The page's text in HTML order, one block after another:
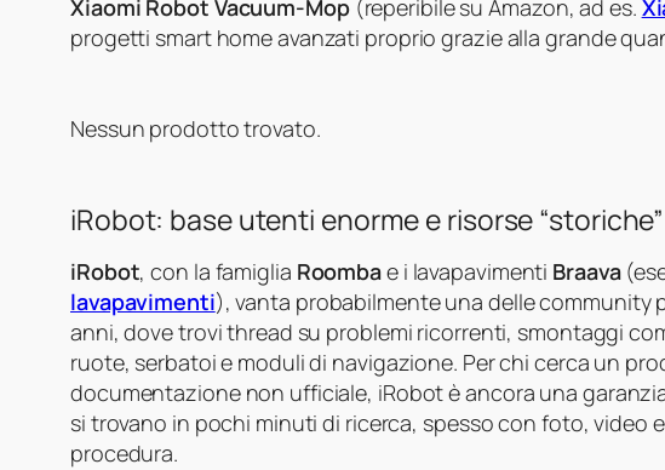
Xiaomi Robot Vacuum‑Mop(reperibile su Amazon, ad es.
progetti smart home avanzati proprio grazie alla grande
Nessun prodotto trovato.
iRobot: base utenti enorme e risorse “storiche”
iRobot, con la famiglia Roombae i lavapavimenti Braava
lavapavimenti), vanta probabilmente una delle community
anni, dove trovi thread su problemi ricorrenti, smontaggi
ruote, serbatoi e moduli di navigazione. Per chi cerca un
documentazione non ufficiale, iRobot è ancora una
si trovano in pochi minuti di ricerca, spesso con foto, video
procedura.